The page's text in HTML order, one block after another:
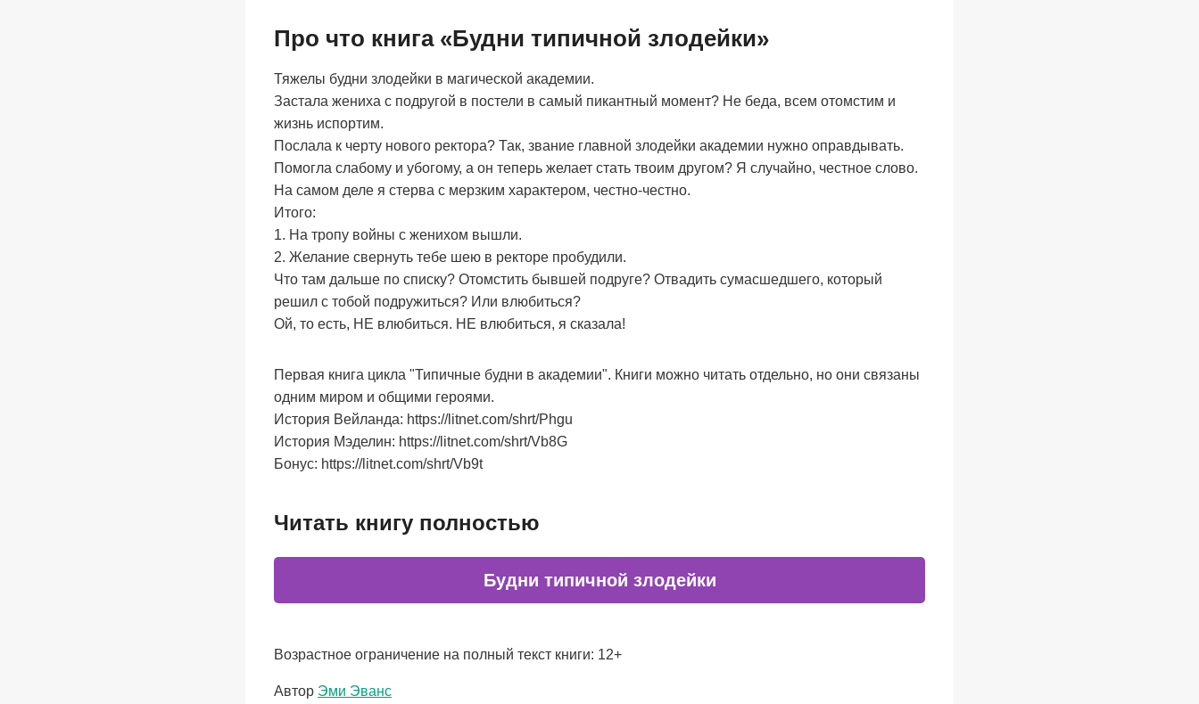
Про что книга «Будни типичной злодейки»
Тяжелы будни злодейки в магической академии.
Застала жениха с подругой в постели в самый пикантный момент? Не беда, всем отомстим и
жизнь испортим.
Послала к черту нового ректора? Так, звание главной злодейки академии нужно оправдывать.
Помогла слабому и убогому, а он теперь желает стать твоим другом? Я случайно, честное слово.
На самом деле я стерва с мерзким характером, честно-честно.
Итого:
1. На тропу войны с женихом вышли.
2. Желание свернуть тебе шею в ректоре пробудили.
Что там дальше по списку? Отомстить бывшей подруге? Отвадить сумасшедшего, который
решил с тобой подружиться? Или влюбиться?
Ой, то есть, НЕ влюбиться. НЕ влюбиться, я сказала!
Первая книга цикла "Типичные будни в академии". Книги можно читать отдельно, но они связаны
одним миром и общими героями.
История Вейланда: https://litnet.com/shrt/Phgu
История Мэделин: https://litnet.com/shrt/Vb8G
Бонус: https://litnet.com/shrt/Vb9t
Читать книгу полностью
Будни типичной злодейки
Возрастное ограничение на полный текст книги: 12+
Метки
Автор Эми Эванс